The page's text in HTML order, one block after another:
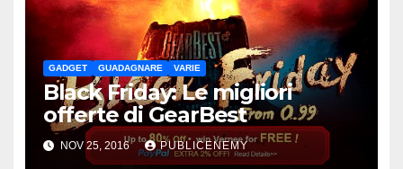
GADGET GUADAGNARE VARIE
Black Friday: Le migliori
offerte di GearBest
NOV 25, 2016 PUBLICENEMY